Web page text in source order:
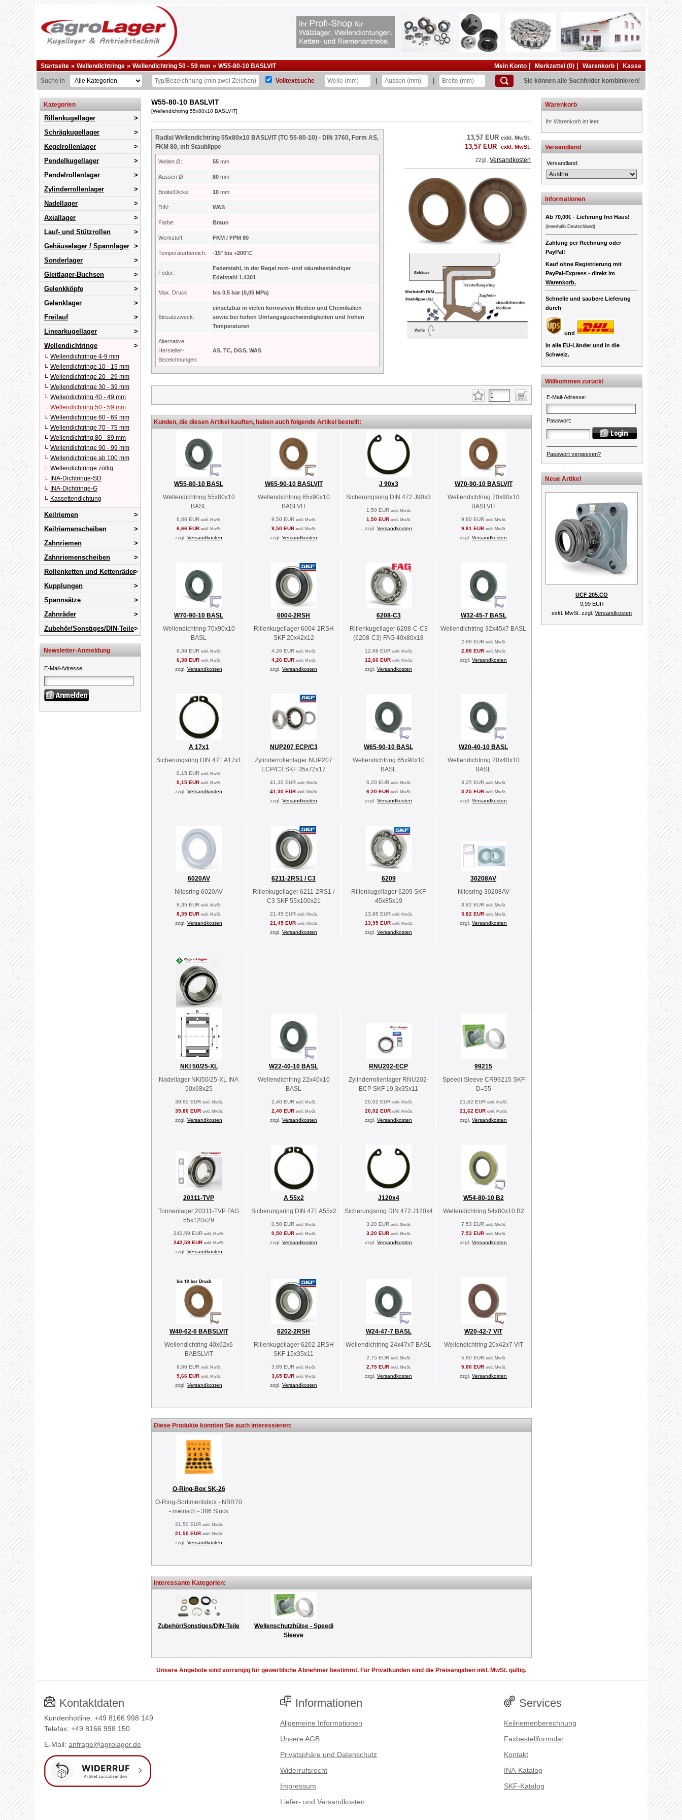
Startseite » Wellendichtringe » Wellendichtring 50 - 59 mm » W55-80-10 BASLVIT Mein Konto Merkzettel (0) Warenkorb Kasse
Suche in Volltextsuche Sie können alle Suchfelder kombinieren!
Kategorien
Rillenkugellager
Schrägkugellager
Kegelrollenlager
Pendelkugellager
Pendelrollenlager
Zylinderrollenlager
Nadellager
Axiallager
Lauf- und Stützrollen
Gehäuselager / Spannlager
Sonderlager
Gleitlager-Buchsen
Gelenkköpfe
Gelenklager
Freilauf
Linearkugellager
Wellendichtringe
Wellendichtringe 4-9 mm
Wellendichtringe 10 - 19 mm
Wellendichtringe 20 - 29 mm
Wellendichtringe 30 - 39 mm
Wellendichtring 40 - 49 mm
Wellendichtring 50 - 59 mm
Wellendichtringe 60 - 69 mm
Wellendichtringe 70 - 79 mm
Wellendichtring 80 - 89 mm
Wellendichtringe 90 - 99 mm
Wellendichtringe ab 100 mm
Wellendichtringe zöllig
INA-Dichtringe-SD
INA-Dichtringe-G
Kassettendichtung
Keilriemen
Keilriemenscheiben
Zahnriemen
Zahnriemenscheiben
Rollenketten und Kettenräder
Kupplungen
Spannsätze
Zahnräder
Zubehör/Sonstiges/DIN-Teile
Newsletter-Anmeldung
E-Mail-Adresse:
W55-80-10 BASLVIT
[Wellendichtring 55x80x10 BASLVIT]
Radial Wellendichtring 55x80x10 BASLVIT (TC 55-80-10) - DIN 3760, Form AS,
FKM 80, mit Staublippe
Wellen Ø: 55 mm
Aussen Ø: 80 mm
Breite/Dicke: 10 mm
DIN: WAS
Farbe: Braun
Werkstoff: FKM / FPM 80
Temperaturbereich: -15° bis +200°C
Feder:
Federstahl, in der Regel rost- und säurebeständiger
Edelstahl 1.4301
Max. Druck: bis 0,5 bar (0,05 MPa)
Einsatzzweck:
einsetzbar in vielen korrosiven Medien und Chemikalien
sowie bei hohen Umfangsgeschwindigkeiten und hohen
Temperaturen
Alternative
Hersteller-
Bezeichnungen:
AS, TC, DGS, WAS
13,57 EUR exkl. MwSt.
13,57 EUR exkl. MwSt.
zzgl. Versandkosten
Kunden, die diesen Artikel kauften, haben auch folgende Artikel bestellt:
W55-80-10 BASL
Wellendichtring 55x80x10
BASL
6,66 EUR exkl. MwSt.
6,66 EUR exkl. MwSt.
zzgl. Versandkosten
W65-90-10 BASLVIT
Wellendichtring 65x90x10
BASLVIT
9,50 EUR exkl. MwSt.
9,50 EUR exkl. MwSt.
zzgl. Versandkosten
J 90x3
Sicherungsring DIN 472 J90x3
1,50 EUR exkl. MwSt.
1,50 EUR exkl. MwSt.
zzgl. Versandkosten
W70-90-10 BASLVIT
Wellendichtring 70x90x10
BASLVIT
9,80 EUR exkl. MwSt.
9,81 EUR exkl. MwSt.
zzgl. Versandkosten
W70-90-10 BASL
Wellendichtring 70x90x10
BASL
6,38 EUR exkl. MwSt.
6,38 EUR exkl. MwSt.
zzgl. Versandkosten
6004-2RSH
Rillenkugellager 6004-2RSH
SKF 20x42x12
4,26 EUR exkl. MwSt.
4,26 EUR exkl. MwSt.
zzgl. Versandkosten
6208-C3
Rillenkugellager 6208-C-C3
(6208-C3) FAG 40x80x18
12,66 EUR exkl. MwSt.
12,66 EUR exkl. MwSt.
zzgl. Versandkosten
W32-45-7 BASL
Wellendichtring 32x45x7 BASL
2,88 EUR exkl. MwSt.
2,88 EUR exkl. MwSt.
zzgl. Versandkosten
A 17x1
Sicherungsring DIN 471 A17x1
0,15 EUR exkl. MwSt.
0,15 EUR exkl. MwSt.
zzgl. Versandkosten
NUP207 ECP/C3
Zylinderrollenlager NUP207
ECP/C3 SKF 35x72x17
41,30 EUR exkl. MwSt.
41,30 EUR exkl. MwSt.
zzgl. Versandkosten
W65-90-10 BASL
Wellendichtring 65x90x10
BASL
6,20 EUR exkl. MwSt.
6,20 EUR exkl. MwSt.
zzgl. Versandkosten
W20-40-10 BASL
Wellendichtring 20x40x10
BASL
3,25 EUR exkl. MwSt.
3,25 EUR exkl. MwSt.
zzgl. Versandkosten
6020AV
Nilosring 6020AV
8,35 EUR exkl. MwSt.
8,35 EUR exkl. MwSt.
zzgl. Versandkosten
6211-2RS1 / C3
Rillenkugellager 6211-2RS1 /
C3 SKF 55x100x21
21,45 EUR exkl. MwSt.
21,45 EUR exkl. MwSt.
zzgl. Versandkosten
6209
Rillenkugellager 6209 SKF
45x85x19
13,95 EUR exkl. MwSt.
13,95 EUR exkl. MwSt.
zzgl. Versandkosten
30208AV
Nilosring 30208AV
3,82 EUR exkl. MwSt.
3,82 EUR exkl. MwSt.
zzgl. Versandkosten
NKI 50/25-XL
Nadellager NKI50/25-XL INA
50x68x25
39,80 EUR exkl. MwSt.
39,80 EUR exkl. MwSt.
zzgl. Versandkosten
W22-40-10 BASL
Wellendichtring 22x40x10
BASL
2,40 EUR exkl. MwSt.
2,40 EUR exkl. MwSt.
zzgl. Versandkosten
RNU202-ECP
Zylinderrollenlager RNU202-
ECP SKF 19,3x35x11
20,02 EUR exkl. MwSt.
20,02 EUR exkl. MwSt.
zzgl. Versandkosten
99215
Speedi Sleeve CR99215 SKF
D=55
21,62 EUR exkl. MwSt.
21,62 EUR exkl. MwSt.
zzgl. Versandkosten
20311-TVP
Tonnenlager 20311-TVP FAG
55x120x29
242,59 EUR exkl. MwSt.
242,59 EUR exkl. MwSt.
zzgl. Versandkosten
A 55x2
Sicherungsring DIN 471 A55x2
0,50 EUR exkl. MwSt.
0,50 EUR exkl. MwSt.
zzgl. Versandkosten
J120x4
Sicherungsring DIN 472 J120x4
3,20 EUR exkl. MwSt.
3,20 EUR exkl. MwSt.
zzgl. Versandkosten
W54-80-10 B2
Wellendichtring 54x80x10 B2
7,53 EUR exkl. MwSt.
7,53 EUR exkl. MwSt.
zzgl. Versandkosten
W40-62-6 BABSLVIT
Wellendichtring 40x62x6
BABSLVIT
9,66 EUR exkl. MwSt.
9,66 EUR exkl. MwSt.
zzgl. Versandkosten
6202-2RSH
Rillenkugellager 6202-2RSH
SKF 15x35x11
3,65 EUR exkl. MwSt.
3,65 EUR exkl. MwSt.
zzgl. Versandkosten
W24-47-7 BASL
Wellendichtring 24x47x7 BASL
2,75 EUR exkl. MwSt.
2,75 EUR exkl. MwSt.
zzgl. Versandkosten
W20-42-7 VIT
Wellendichtring 20x42x7 VIT
5,80 EUR exkl. MwSt.
5,80 EUR exkl. MwSt.
zzgl. Versandkosten
Diese Produkte könnten Sie auch interessieren:
O-Ring-Box SK-26
O-Ring-Sortimentsbox - NBR70
- metrisch - 386 Stück
21,50 EUR exkl. MwSt.
21,50 EUR exkl. MwSt.
zzgl. Versandkosten
Interessante Kategorien:
Zubehör/Sonstiges/DIN-Teile
Wellenschutzhülse - Speedi
Sleeve
Warenkorb
Ihr Warenkorb ist leer.
Versandland
Versandland:
Informationen
Ab 70,00€ - Lieferung frei Haus!
(innerhalb Deutschland)
Zahlung per Rechnung oder
PayPal!
Kauf ohne Registrierung mit
PayPal-Express - direkt im
Warenkorb.
Schnelle und saubere Lieferung
durch
und
in alle EU-Länder und in die
Schweiz.
Willkommen zurück!
E-Mail-Adresse:
Passwort:
Passwort vergessen?
Neue Artikel
UCF 205.CO
9,99 EUR
exkl. MwSt. zzgl. Versandkosten
Unsere Angebote sind vorrangig für gewerbliche Abnehmer bestimmt. Für Privatkunden sind die Preisangaben inkl. MwSt. gültig.
Kontaktdaten
Kundenhotline: +49 8166 998 149
Telefax: +49 8166 998 150
E-Mail: anfrage@agrolager.de
Informationen
Allgemeine Informationen
Unsere AGB
Privatsphäre und Datenschutz
Widerrufsrecht
Impressum
Liefer- und Versandkosten
Services
Keilriemenberechnung
Faxbestellformular
Kontakt
INA-Katalog
SKF-Katalog